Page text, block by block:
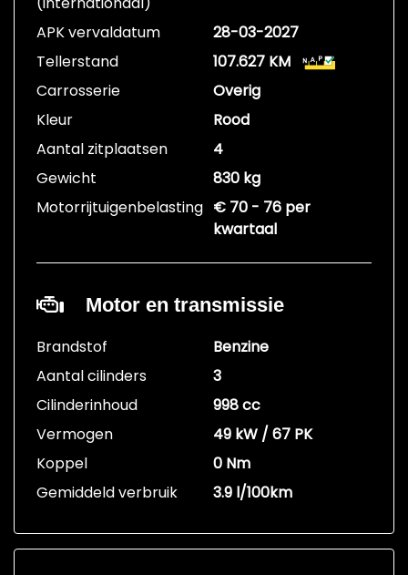
APK vervaldatum
28-03-2027
Tellerstand
107.627 KM
Carrosserie
Overig
Kleur
Rood
Aantal zitplaatsen
4
Gewicht
830 kg
Motorrijtuigenbelasting € 70 - 76 per
kwartaal
Motor en transmissie
Brandstof
Benzine
Aantal cilinders
3
Cilinderinhoud
998 cc
Vermogen
49 kW / 67 PK
Koppel
0 Nm
Gemiddeld verbruik
3.9 l/100km